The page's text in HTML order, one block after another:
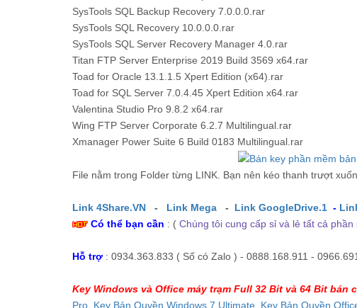
SysTools SQL Backup Recovery 7.0.0.0.rar
SysTools SQL Recovery 10.0.0.0.rar
SysTools SQL Server Recovery Manager 4.0.rar
Titan FTP Server Enterprise 2019 Build 3569 x64.rar
Toad for Oracle 13.1.1.5 Xpert Edition (x64).rar
Toad for SQL Server 7.0.4.45 Xpert Edition x64.rar
Valentina Studio Pro 9.8.2 x64.rar
Wing FTP Server Corporate 6.2.7 Multilingual.rar
Xmanager Power Suite 6 Build 0183 Multilingual.rar
File nằm trong Folder từng LINK. Bạn nên kéo thanh trượt
Link 4Share.VN - Link Mega - Link GoogleDrive.1 -
Có thể bạn cần : ( Chúng tôi cung cấp sỉ và lẻ tất cả
Hỗ trợ : 0934.363.833 ( Số có Zalo ) - 0888.168.911 -
Key Windows và Office máy trạm Full 32 Bit và 64 Bit bán
Pro Key Bản Quyền Windows 7 Ultimate Key Bản Quyền